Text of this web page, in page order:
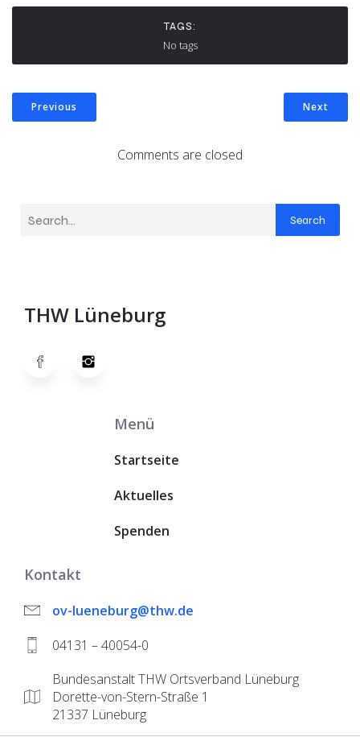
TAGS:
No tags
Previous Next
Comments are closed
Search
THW Lüneburg
Menü
Startseite
Aktuelles
Spenden
Kontakt
ov-lueneburg@thw.de
04131 – 40054-0
Bundesanstalt THW Ortsverband Lüneburg
Dorette-von-Stern-Straße 1
21337 Lüneburg